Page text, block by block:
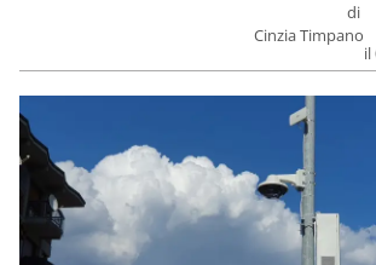
di
Cinzia Timpano
il